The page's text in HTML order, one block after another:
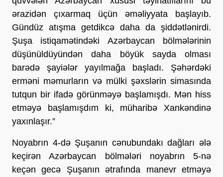
ərazidən çıxarmaq üçün əməliyyata başlayıb.
Gündüz atışma getdikcə daha da şiddətlənirdi.
Şuşa istiqamətindəki Azərbaycan bölmələrinin
düşünüldüyündən daha böyük sayda olması
barədə şayiələr yayılmağa başladı. Şəhərdəki
erməni məmurların və mülki şəxslərin simasında
tutqun bir ifadə görünməyə başlamışdı. Mən hiss
etməyə başlamışdım ki, müharibə Xankəndinə
yaxınlaşır.”
Noyabrın 4-də Şuşanın cənubundakı dağları ələ
keçirən Azərbaycan bölmələri noyabrın 5-nə
keçən gecə Şuşanın ətrafında manevr etməyə